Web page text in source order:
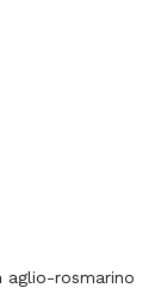
rosmarino